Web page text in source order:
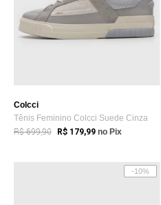
Colcci
Tênis Feminino Colcci Suede Cinza
R$ 699,90 R$ 179,99 no Pix
-10%